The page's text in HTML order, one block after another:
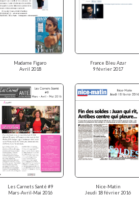
Madame Figaro
Avril 2018
France Bleu Azur
9 février 2017
Les Carnets Santé #9
Mars-Avril-Mai 2016
Nice-Matin
Jeudi 18 février 2016